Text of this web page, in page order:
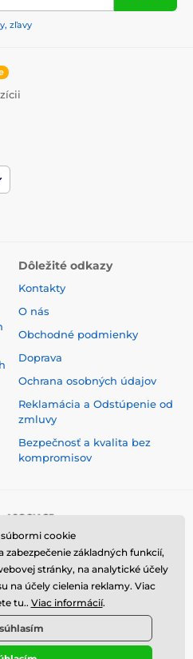
zľavy
Dôležité odkazy
Kontakty
O nás
Obchodné podmienky
Doprava
Ochrana osobných údajov
Reklamácia a Odstúpenie od
zmluvy
Bezpečnosť a kvalita bez
kompromisov
súbormi cookie
zabezpečenie základných funkcií,
stránky, na analytické účely
na účely cielenia reklamy. Viac
tu.. Viac informácií.